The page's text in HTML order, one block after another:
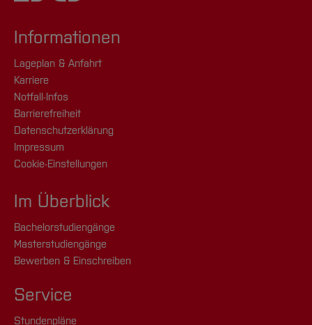
Informationen
Lageplan & Anfahrt
Karriere
Notfall-Infos
Barrierefreiheit
Datenschutzerklärung
Impressum
Cookie-Einstellungen
Im Überblick
Bachelorstudiengänge
Masterstudiengänge
Bewerben & Einschreiben
Service
Stundenpläne